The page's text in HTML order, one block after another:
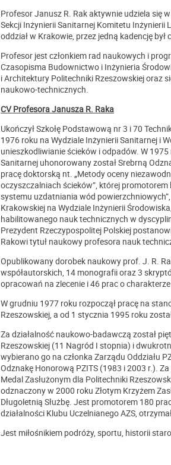
Profesor Janusz R. Rak aktywnie udziela się
Sekcji Inżynierii Sanitarnej Komitetu Inżynierii
oddział w Krakowie, przez jedną kadencję
Profesor jest członkiem rad naukowych i
Czasopisma Budownictwo i Inżynieria
i Architektury Politechniki Rzeszowskiej oraz
naukowo-technicznych.
CV Profesora Janusza R. Raka
Ukończył Szkołę Podstawową nr 3 i 70
1976 roku na Wydziale Inżynierii Sanitarnej i
unieszkodliwianie ścieków i odpadów. W
Sanitarnej uhonorowany został Srebrną
pracę doktorską nt. „Metody oceny
oczyszczalniach ścieków”, której
systemu uzdatniania wód
Krakowskiej na Wydziale Inżynierii
habilitowanego nauk technicznych w
Prezydent Rzeczypospolitej Polskiej
Rakowi tytuł naukowy profesora nauk
Opublikowany dorobek naukowy prof. J. R.
współautorskich, 14 monografii oraz 3
opracowań na zlecenie i 46 prac o
W grudniu 1977 roku rozpoczął pracę na
Rzeszowskiej, a od 1 stycznia 1995 roku
Za działalność naukowo-badawczą został
Rzeszowskiej (11 Nagród I stopnia) i
wybierano go na członka Zarządu Oddziału
Odznakę Honorową PZITS (1983 i 2003 r.).
Medal Zasłużonym dla Politechniki
odznaczony w 2000 roku Złotym Krzyżem
Długoletnią Służbę. Jest promotorem 180
działalności Klubu Uczelnianego AZS,
Jest miłośnikiem podróży, sportu, historii